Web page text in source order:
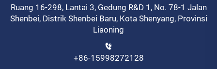
Ruang 16-298, Lantai 3, Gedung R&D 1, No. 78-1 Jalan
Shenbei, Distrik Shenbei Baru, Kota Shenyang, Provinsi
Liaoning
+86-15998272128